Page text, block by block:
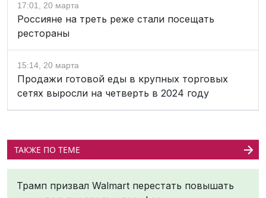
17:01, 20 марта
Россияне на треть реже стали посещать
рестораны
15:14, 20 марта
Продажи готовой еды в крупных торговых
сетях выросли на четверть в 2024 году
ТАКЖЕ ПО ТЕМЕ
Трамп призвал Walmart перестать повышать